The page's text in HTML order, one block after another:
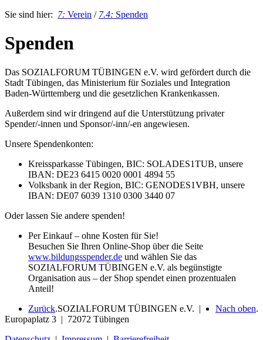
Sie sind hier: 7: Verein / 7.4: Spenden
Spenden
Das SOZIALFORUM TÜBINGEN e.V. wird gefördert durch die
Stadt Tübingen, das Ministerium für Soziales und Integration
Baden-Württemberg und die gesetzlichen Krankenkassen.
Außerdem sind wir dringend auf die Unterstützung privater
Spender/-innen und Sponsor/-inn/-en angewiesen.
Unsere Spendenkonten:
Kreissparkasse Tübingen, BIC: SOLADES1TUB, unsere
IBAN: DE23 6415 0020 0001 4894 55
Volksbank in der Region, BIC: GENODES1VBH, unsere
IBAN: DE07 6039 1310 0300 3440 07
Oder lassen Sie andere spenden!
Per Einkauf – ohne Kosten für Sie!
Besuchen Sie Ihren Online-Shop über die Seite
www.bildungsspender.de und wählen Sie das
SOZIALFORUM TÜBINGEN e.V. als begünstigte
Organisation aus – der Shop spendet einen prozentualen
Anteil!
Zurück. Nach oben.
SOZIALFORUM TÜBINGEN e.V. |
Europaplatz 3 | 72072 Tübingen